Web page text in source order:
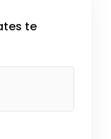
te